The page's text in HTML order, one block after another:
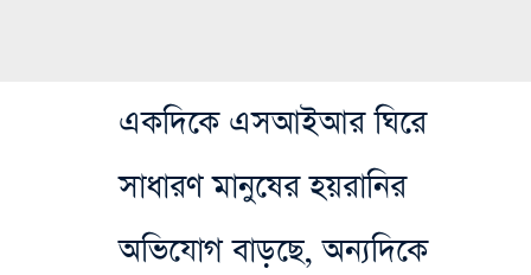
একদিকে এসআইআর ঘিরে
সাধারণ মানুষের হয়রানির
অভিযোগ বাড়ছে, অন্যদিকে